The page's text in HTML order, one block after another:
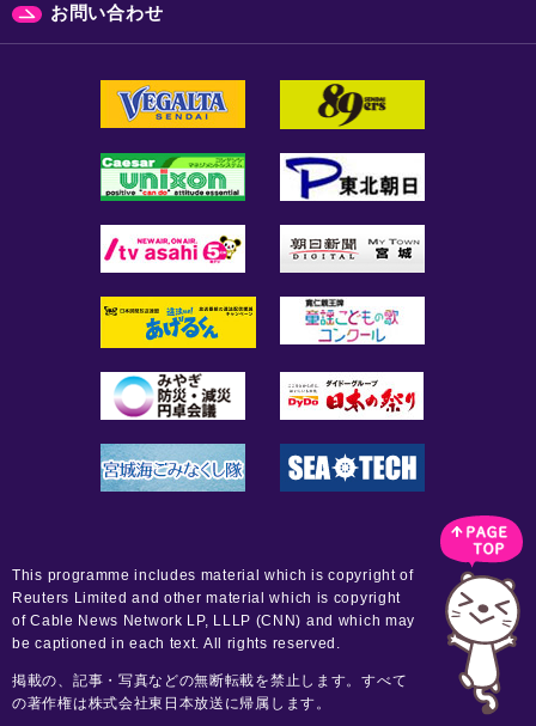
お問い合わせ
This programme includes material which is copyright of
Reuters Limited and other material which is copyright
of Cable News Network LP, LLLP (CNN) and which may
be captioned in each text. All rights reserved.
掲載の、記事・写真などの無断転載を禁止します。すべて
の著作権は株式会社東日本放送に帰属します。